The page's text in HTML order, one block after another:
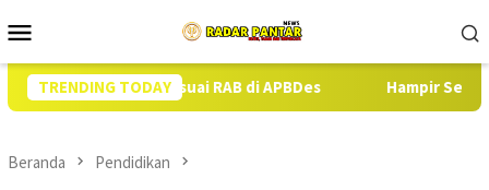
ke
Mobile
TRENDING TODAY
Sesuai RAB di APBDes Hampir Setahun Jaksa Tangani
Beranda Pendidikan